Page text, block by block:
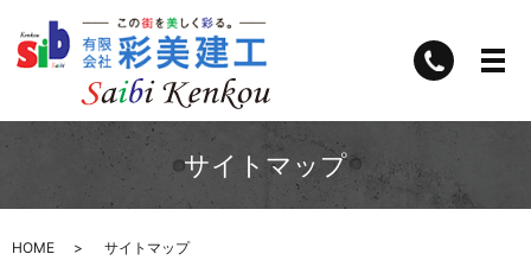
サイトマップ
HOME サイトマップ